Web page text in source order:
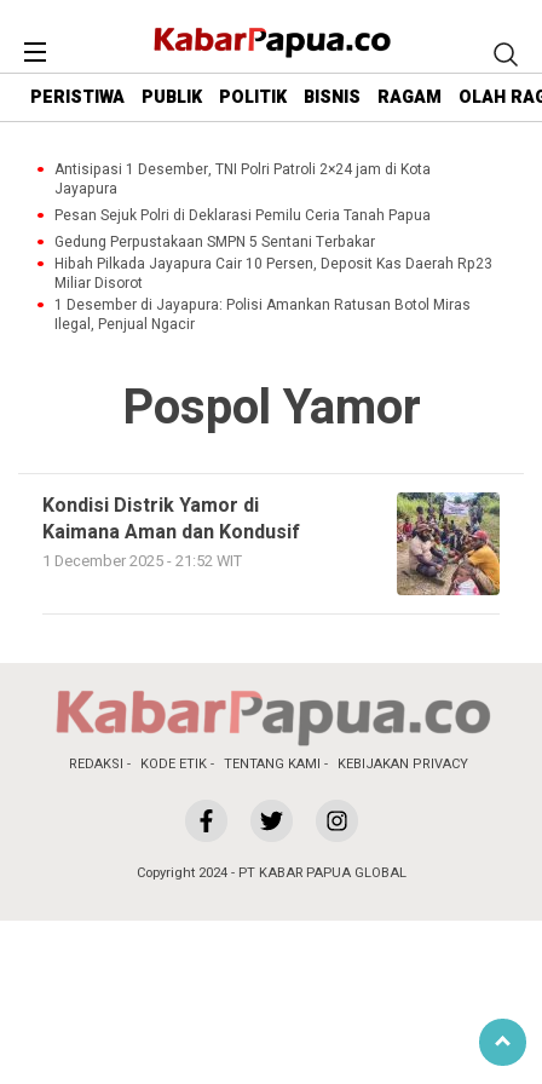
PERISTIWA PUBLIK POLITIK BISNIS RAGAM OLAH
Antisipasi 1 Desember, TNI Polri Patroli 2×24 jam di Kota
Jayapura
Pesan Sejuk Polri di Deklarasi Pemilu Ceria Tanah Papua
Gedung Perpustakaan SMPN 5 Sentani Terbakar
Hibah Pilkada Jayapura Cair 10 Persen, Deposit Kas Daerah Rp23
Miliar Disorot
1 Desember di Jayapura: Polisi Amankan Ratusan Botol Miras
Ilegal, Penjual Ngacir
Pospol Yamor
Kondisi Distrik Yamor di
Kaimana Aman dan Kondusif
1 December 2025 - 21:52 WIT
REDAKSI KODE ETIK TENTANG KAMI KEBIJAKAN PRIVACY
Copyright 2024 - PT KABAR PAPUA GLOBAL